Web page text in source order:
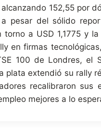
152,55 por
pesar del sólido
a USD 1,1775 y
en firmas
100 de Londres, el
plata extendió su rally
recalibraron
mejores a lo